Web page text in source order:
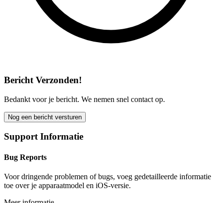
Bericht Verzonden!
Bedankt voor je bericht. We nemen snel contact op.
Nog een bericht versturen
Support Informatie
Bug Reports
Voor dringende problemen of bugs, voeg gedetailleerde informatie
toe over je apparaatmodel en iOS-versie.